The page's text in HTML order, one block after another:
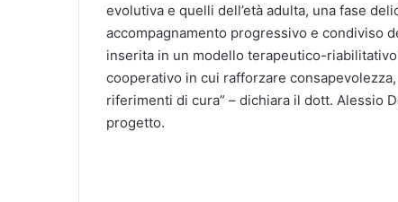
evolutiva e quelli dell’età adulta, una fase
accompagnamento progressivo e condiviso
inserita in un modello terapeutico-
cooperativo in cui rafforzare
riferimenti di cura” – dichiara il dott. Alessio
progetto.